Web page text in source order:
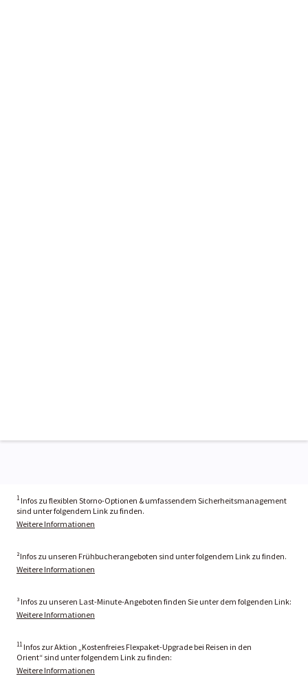
1 Infos zu flexiblen Storno-Optionen & umfassendem Sicherheitsmanagement
sind unter folgendem Link zu finden.
Weitere Informationen
²Infos zu unseren Frühbucherangeboten sind unter folgendem Link zu finden.
Weitere Informationen
³ Infos zu unseren Last-Minute-Angeboten finden Sie unter dem folgenden Link:
Weitere Informationen
11 Infos zur Aktion „Kostenfreies Flexpaket-Upgrade bei Reisen in den
Orient“ sind unter folgendem Link zu finden:
Weitere Informationen